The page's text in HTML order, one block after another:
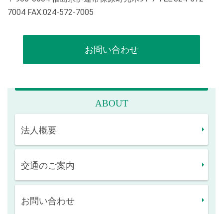
7004 FAX:024-572-7005
お問い合わせ
ABOUT
法人概要
交通のご案内
お問い合わせ